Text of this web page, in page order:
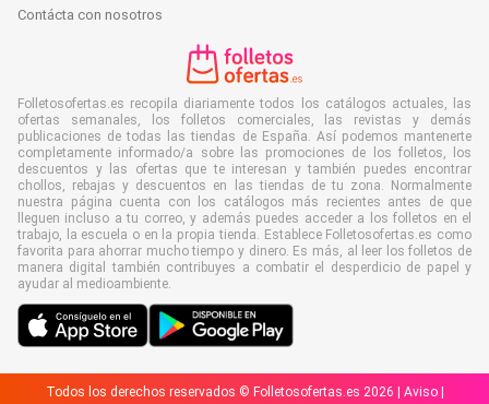
Contácta con nosotros
Folletosofertas.es recopila diariamente todos los catálogos actuales, las
ofertas semanales, los folletos comerciales, las revistas y demás
publicaciones de todas las tiendas de España. Así podemos mantenerte
completamente informado/a sobre las promociones de los folletos, los
descuentos y las ofertas que te interesan y también puedes encontrar
chollos, rebajas y descuentos en las tiendas de tu zona. Normalmente
nuestra página cuenta con los catálogos más recientes antes de que
lleguen incluso a tu correo, y además puedes acceder a los folletos en el
trabajo, la escuela o en la propia tienda. Establece Folletosofertas.es como
favorita para ahorrar mucho tiempo y dinero. Es más, al leer los folletos de
manera digital también contribuyes a combatir el desperdicio de papel y
ayudar al medioambiente.
Todos los derechos reservados © Folletosofertas.es 2026 | Aviso|